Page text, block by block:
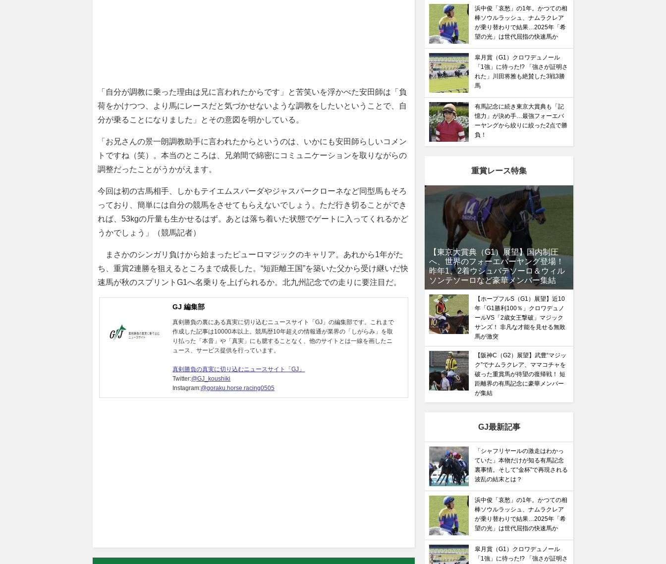
「自分が調教に乗った理由は兄に言われたからです」と苦笑いを浮かべた安田師は「負
荷をかけつつ、より馬にレースだと気づかせないような調教をしたいということで、自
分が乗ることになりました」とその意図を明かしている。
「お兄さんの景一朗調教助手に言われたからというのは、いかにも安田師らしいコメン
トですね（笑）。本当のところは、兄弟間で綿密にコミュニケーションを取りながらの
調整だったことがうかがえます。
今回は初の古馬相手、しかもテイエムスパーダやジャスパークローネなど同型馬もそろ
っており、簡単には自分の競馬をさせてもらえないでしょう。ただ行き切ることができ
れば、53kgの斤量も生かせるはず。あとは落ち着いた状態でゲートに入ってくれるかど
うかでしょう」（競馬記者）
まさかのシンガリ負けから始まったピューロマジックのキャリア。あれから1年がた
ち、重賞2連勝を狙えるところまで成長した。“短距離王国”を築いた父から受け継いだ快
速馬が秋のスプリントG1へ名乗りを上げられるか。北九州記念での走りに要注目だ。
GJ 編集部
真剣勝負の裏にある真実に切り込むニュースサイト「GJ」の編集部です。これまで
作成した記事は10000本以上。競馬歴10年超えの情報通が業界の「しがらみ」を取
り払った「本音」や「真実」にも臆することなく、他のサイトとは一線を画したニ
ュース、サービス提供を行っています。
真剣勝負の真実に切り込むニュースサイト「GJ」
Twitter:@GJ_koushiki
Instagram:@goraku.horse.racing0505
浜中俊「哀愁」の1年。かつての相
棒ソウルラッシュ、ナムラクレア
が乗り替わりで結果…2025年「希
望の光」は世代屈指の快速馬か
皐月賞（G1）クロワデュノール
「1強」に待った!? 「強さが証明さ
れた」川田将雅も絶賛した3戦3勝
馬
有馬記念に続き東京大賞典も「記
憶力」が決め手…最強フォーエバ
ーヤングから絞りに絞った2点で勝
負！
重賞レース特集
【東京大賞典（G1）展望】国内制圧
へ、世界のフォーエバーヤング登場！
昨年1、2着ウシュバテソーロ＆ウィル
ソンテソーロなど豪華メンバー集結
【ホープフルS（G1）展望】近10
年「G1勝利100％」クロワデュノ
ールVS「2歳女王撃破」マジック
サンズ！ 非凡な才能を見せる無敗
馬が激突
【阪神C（G2）展望】武豊“マジッ
ク”でナムラクレア、ママコチャを
破った重賞馬が待望の復帰戦！ 短
距離界の有馬記念に豪華メンバー
が集結
GJ最新記事
「シャフリヤールの激走はわかっ
ていた」本物だけが知る有馬記念
裏事情。そして“金杯”で再現される
波乱の結末とは？
浜中俊「哀愁」の1年。かつての相
棒ソウルラッシュ、ナムラクレア
が乗り替わりで結果…2025年「希
望の光」は世代屈指の快速馬か
皐月賞（G1）クロワデュノール
「1強」に待った!? 「強さが証明さ